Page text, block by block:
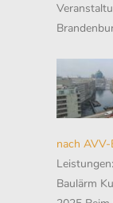
nach
Baulärm